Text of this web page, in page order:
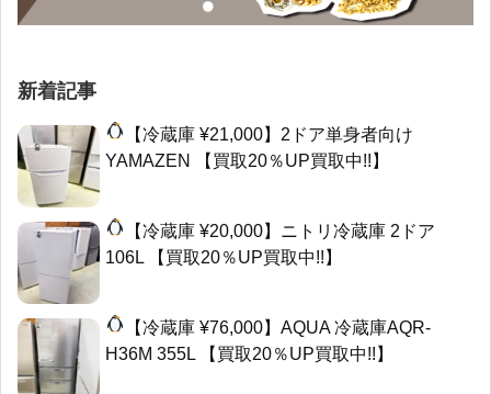
新着記事
【冷蔵庫 ¥21,000】2ドア単身者向け
YAMAZEN 【買取20％UP買取中!!】
【冷蔵庫 ¥20,000】ニトリ冷蔵庫 2ドア
106L 【買取20％UP買取中!!】
【冷蔵庫 ¥76,000】AQUA 冷蔵庫AQR-
H36M 355L 【買取20％UP買取中!!】